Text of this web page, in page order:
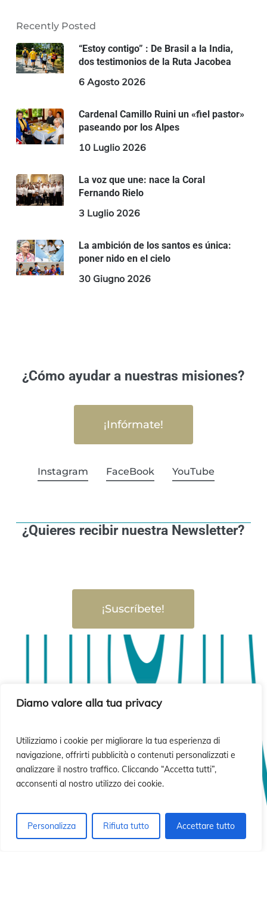
Diamo valore alla tua privacy
Utilizziamo i cookie per migliorare la tua esperienza di
navigazione, offrirti pubblicità o contenuti personalizzati e
analizzare il nostro traffico. Cliccando “Accetta tutti”,
acconsenti al nostro utilizzo dei cookie.
Personalizza Rifiuta tutto Accettare tutto
Recently Posted
“Estoy contigo” : De Brasil a la India,
dos testimonios de la Ruta Jacobea
6 Agosto 2026
Cardenal Camillo Ruini un «fiel pastor»
paseando por los Alpes
10 Luglio 2026
La voz que une: nace la Coral
Fernando Rielo
3 Luglio 2026
La ambición de los santos es única:
poner nido en el cielo
30 Giugno 2026
¿Cómo ayudar a nuestras misiones?
¡Infórmate!
Instagram FaceBook YouTube
¿Quieres recibir nuestra Newsletter?
¡Suscríbete!